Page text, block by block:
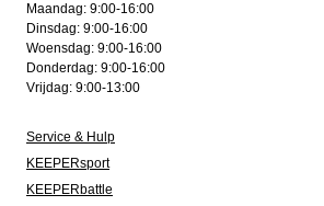
Maandag: 9:00-16:00
Dinsdag: 9:00-16:00
Woensdag: 9:00-16:00
Donderdag: 9:00-16:00
Vrijdag: 9:00-13:00
Service & Hulp
KEEPERsport
KEEPERbattle